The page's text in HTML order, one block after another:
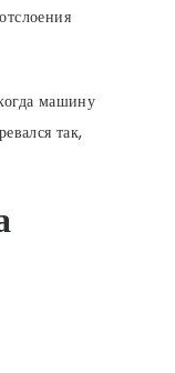
машину
так,